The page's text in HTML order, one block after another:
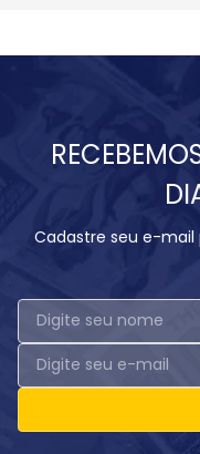
Cadastre seu e-mail